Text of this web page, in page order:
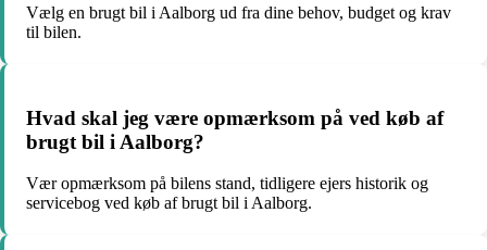
Vælg en brugt bil i Aalborg ud fra dine behov, budget og krav
til bilen.
Hvad skal jeg være opmærksom på ved køb af
brugt bil i Aalborg?
Vær opmærksom på bilens stand, tidligere ejers historik og
servicebog ved køb af brugt bil i Aalborg.